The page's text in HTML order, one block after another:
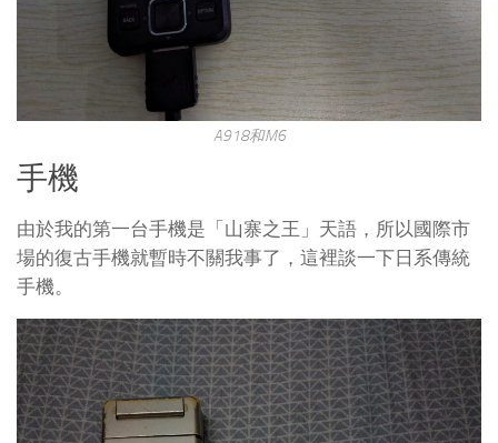
A918和M6
手機
由於我的第一台手機是「山寨之王」天語，所以國際市
場的復古手機就暫時不關我事了，這裡談一下日系傳統
手機。